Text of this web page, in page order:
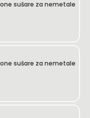
sušare za nemetale
sušare za nemetale